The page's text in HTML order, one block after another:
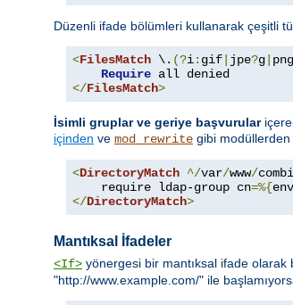
Düzenli ifade bölümleri kullanarak çeşitli
<FilesMatch \. (?i: gif jpe?g png
Require
</FilesMatch>
İsimli gruplar ve geriye başvurular
içinden ve mod_rewrite gibi
<DirectoryMatch ^/var/www/
    require ldap-group cn
=%{env
</DirectoryMatch>
Mantıksal İfadeler
<If> yönergesi bir mantıksal ifade olarak
"http://www.example.com/" ile